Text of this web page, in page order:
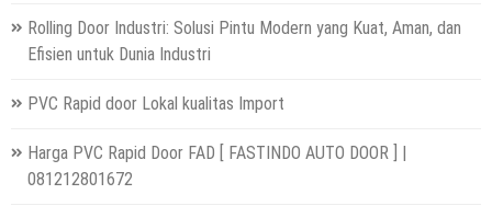
Rolling Door Industri: Solusi Pintu Modern yang Kuat, Aman, dan
Efisien untuk Dunia Industri
PVC Rapid door Lokal kualitas Import
Harga PVC Rapid Door FAD [ FASTINDO AUTO DOOR ] |
081212801672